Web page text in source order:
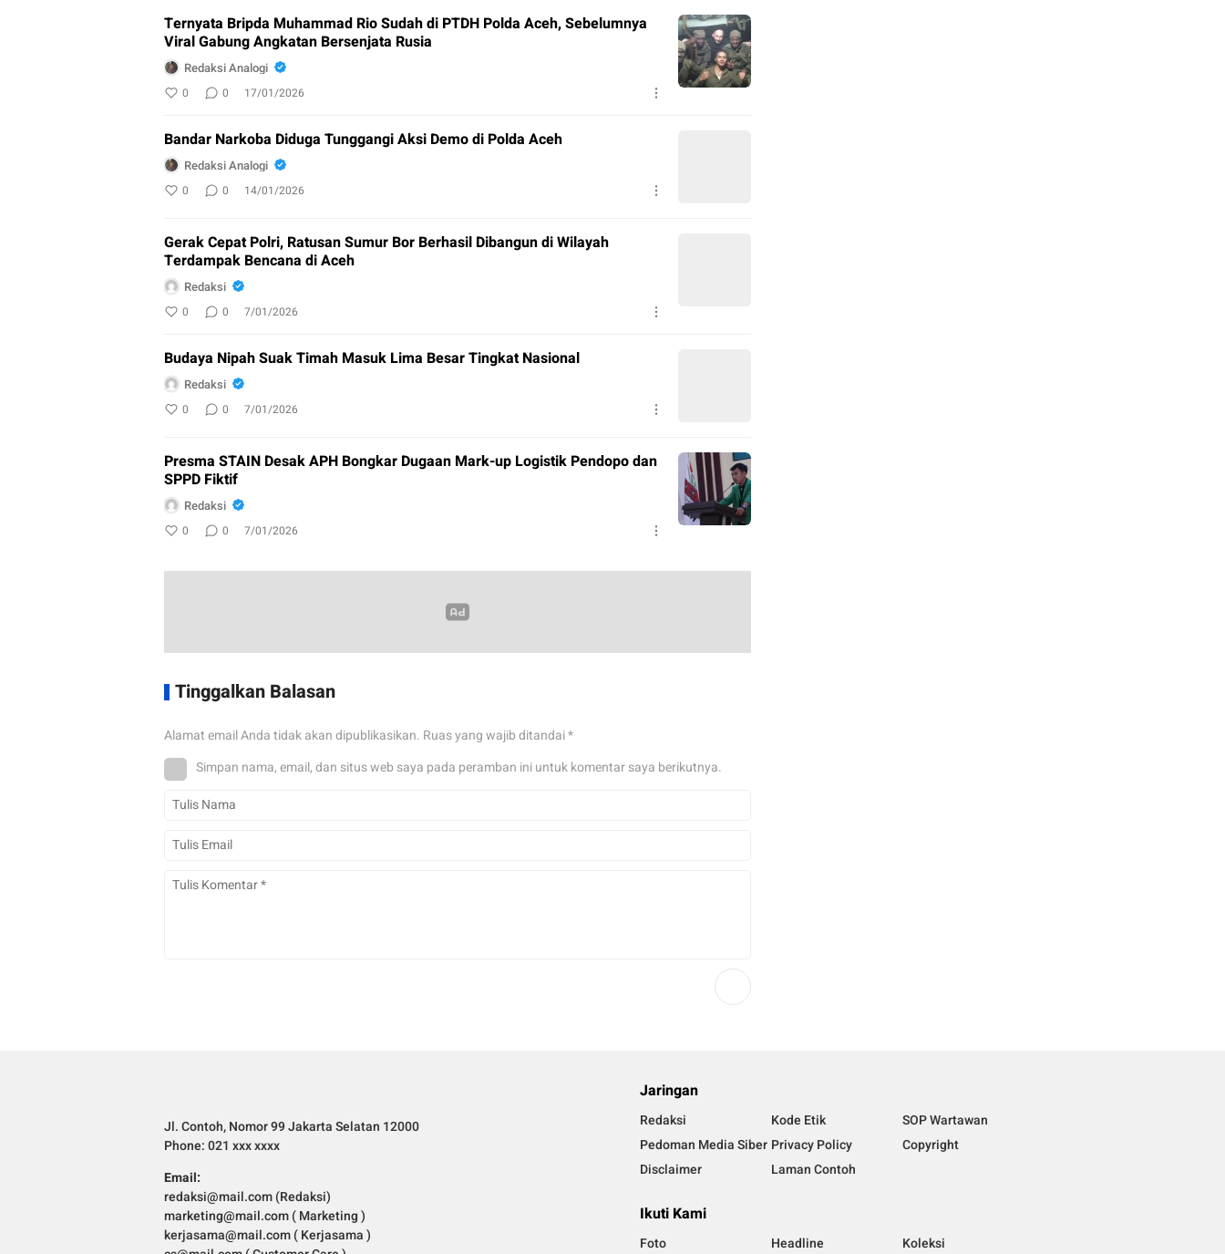
Ternyata Bripda Muhammad Rio Sudah di PTDH Polda Aceh, Sebelumnya
Viral Gabung Angkatan Bersenjata Rusia
Redaksi Analogi
0 0 17/01/2026
Bandar Narkoba Diduga Tunggangi Aksi Demo di Polda Aceh
Redaksi Analogi
0 0 14/01/2026
Gerak Cepat Polri, Ratusan Sumur Bor Berhasil Dibangun di Wilayah
Terdampak Bencana di Aceh
Redaksi
0 0 7/01/2026
Budaya Nipah Suak Timah Masuk Lima Besar Tingkat Nasional
Redaksi
0 0 7/01/2026
Presma STAIN Desak APH Bongkar Dugaan Mark-up Logistik Pendopo dan
SPPD Fiktif
Redaksi
0 0 7/01/2026
Tinggalkan Balasan
Alamat email Anda tidak akan dipublikasikan. Ruas yang wajib ditandai*
Simpan nama, email, dan situs web saya pada peramban ini untuk komentar saya berikutnya.
Jl. Contoh, Nomor 99 Jakarta Selatan 12000
Phone: 021 xxx xxxx
Email:
redaksi@mail.com (Redaksi)
marketing@mail.com ( Marketing )
kerjasama@mail.com ( Kerjasama )
Jaringan
Redaksi Kode Etik
SOP Wartawan
Pedoman Media Siber Privacy Policy
Copyright
Disclaimer
Laman Contoh
Ikuti Kami
Foto Headline Koleksi